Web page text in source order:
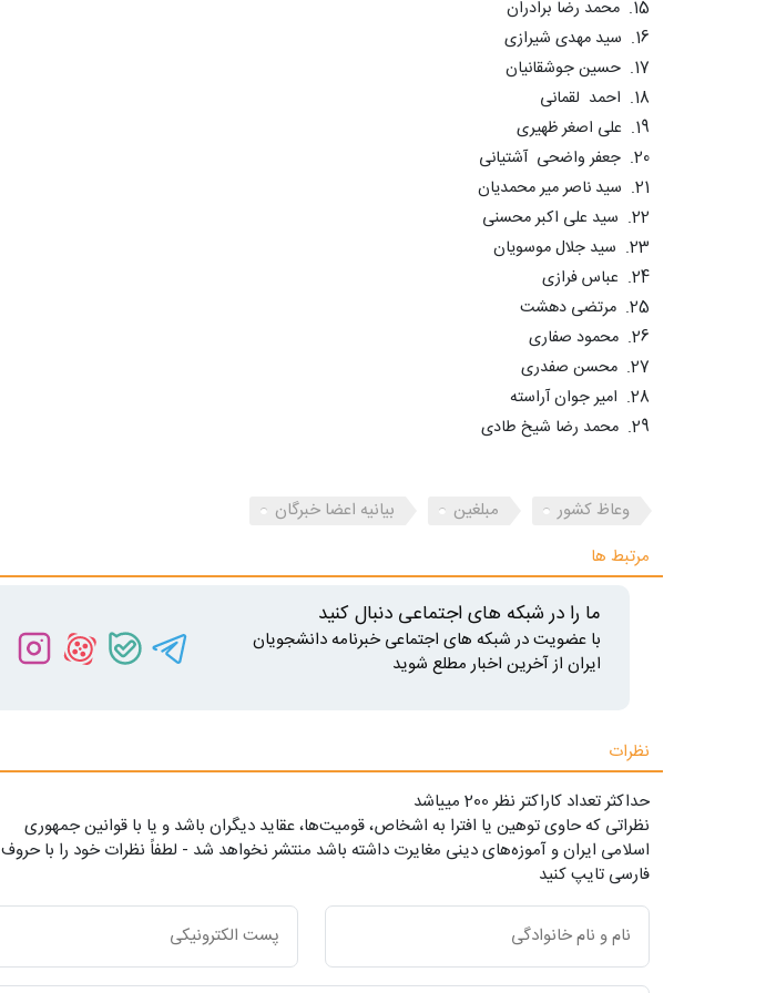
15. محمد رضا برادران
16. سید مهدی شیرازی
17. حسین جوشقانیان
18. احمد لقمانی
19. علی اصغر ظهیری
20. جعفر واضحی آشتیانی
21. سید ناصر میر محمدیان
22. سید علی اکبر محسنی
23. سید جلال موسویان
24. عباس فرازی
25. مرتضی دهشت
26. محمود صفاری
27. محسن صفدری
28. امیر جوان آراسته
29. محمد رضا شیخ طادی
وعاظ کشور مبلغین
بیانیه اعضا خبرگان
مرتبط ها
ما را در شبکه های اجتماعی دنبال کنید
با عضویت در شبکه های اجتماعی خبرنامه دانشجویان
ایران از آخرین اخبار مطلع شوید
نظرات
حداکثر تعداد کاراکتر نظر 200 ميياشد
نظراتی که حاوی توهین یا افترا به اشخاص، قومیت‌ها، عقاید دیگران باشد و یا با قوانین جمهوری
اسلامی ایران و آموزه‌های دینی مغایرت داشته باشد منتشر نخواهد شد - لطفاً نظرات خود را با حروف
فارسی تایپ کنید